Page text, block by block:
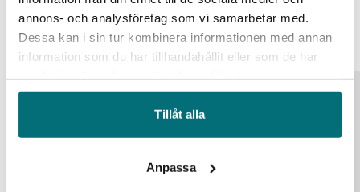
annons- och analysföretag som vi samarbetar med.
Dessa kan i sin tur kombinera informationen med annan
information som du har tillhandahållit eller som de har
Tillåt alla
Anpassa
Liknande event Alla event
aug